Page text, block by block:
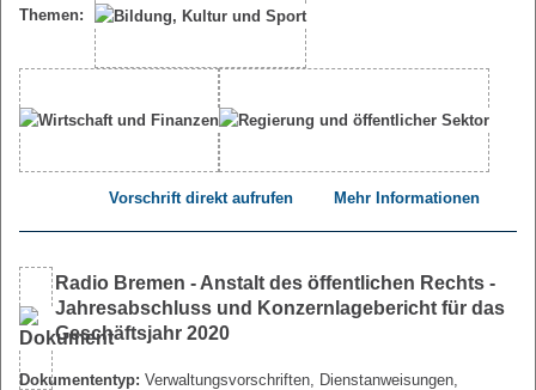
Themen:
Vorschrift direkt aufrufen Mehr Informationen
Radio Bremen - Anstalt des öffentlichen Rechts -
Jahresabschluss und Konzernlagebericht für das
Geschäftsjahr 2020
Dokumententyp: Verwaltungsvorschriften, Dienstanweisungen,